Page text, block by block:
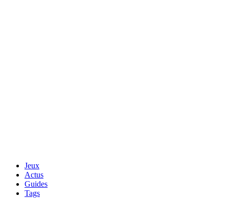
Jeux
Actus
Guides
Tags